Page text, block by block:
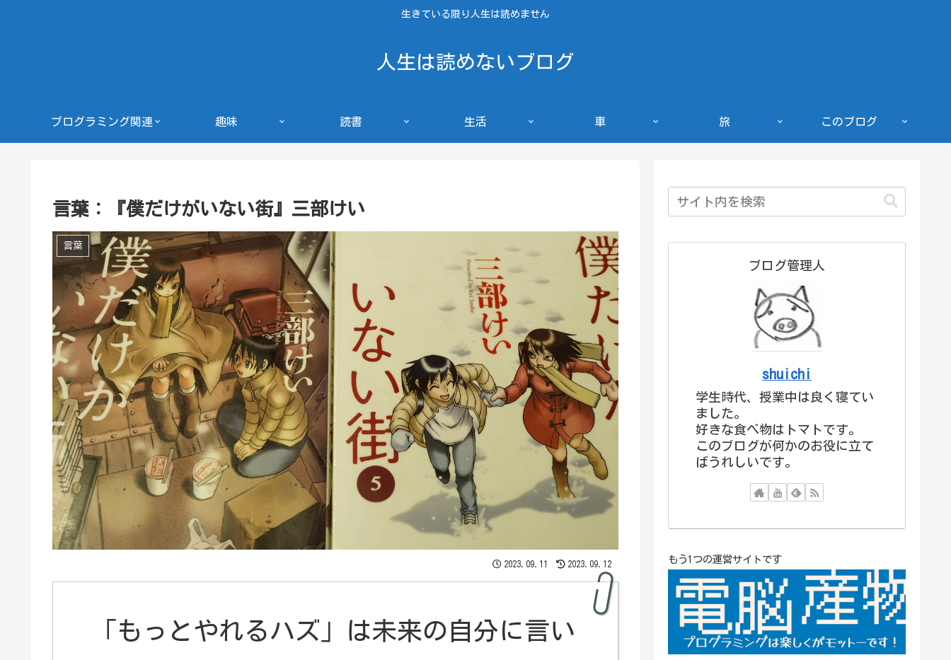
生きている限り人生は読めません
人生は読めないブログ
プログラミング関連 趣味 読書 生活 車 旅 このブログ
言葉：『僕だけがいない街』三部けい
言葉
2023.09.11 2023.09.12
「もっとやれるハズ」は未来の自分に言い
ブログ管理人
shuichi
学生時代、授業中は良く寝てい
ました。
好きな食べ物はトマトです。
このブログが何かのお役に立て
ばうれしいです。
もう1つの運営サイトです